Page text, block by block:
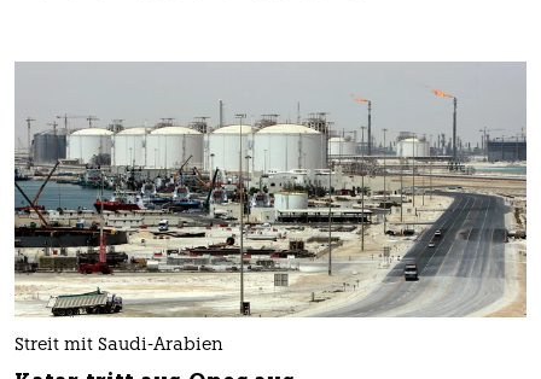
Streit mit Saudi-Arabien